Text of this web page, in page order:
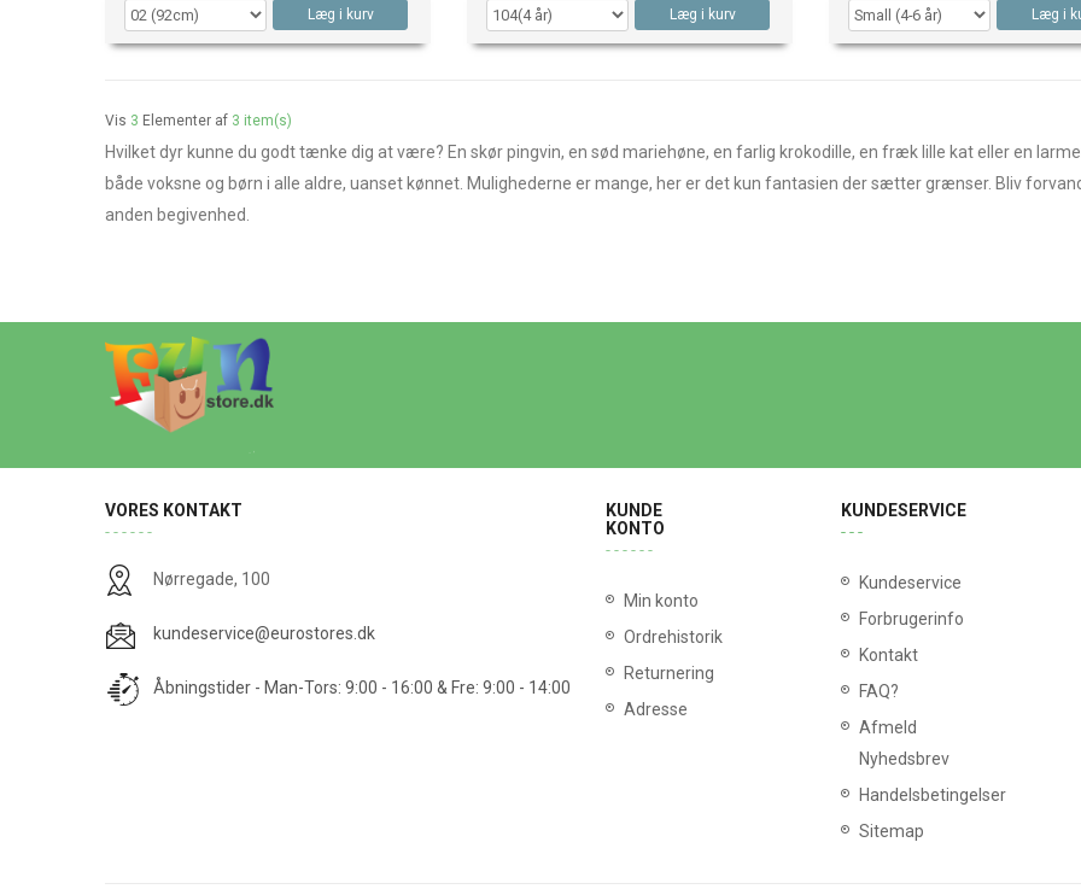
Læg i kurv Læg i kurv Læg i
Vis 3 Elementer af 3 item(s)
Hvilket dyr kunne du godt tænke dig at være? En skør pingvin, en sød mariehøne, en farlig krokodille, en fræk lille kat eller en
både voksne og børn i alle aldre, uanset kønnet. Mulighederne er mange, her er det kun fantasien der sætter grænser. Bliv
anden begivenhed.
VORES KONTAKT
Nørregade, 100
kundeservice@eurostores.dk
Åbningstider - Man-Tors: 9:00 - 16:00 & Fre: 9:00 - 14:00
KUNDE
KONTO
Min konto
Ordrehistorik
Returnering
Adresse
KUNDESERVICE
Kundeservice
Forbrugerinfo
Kontakt
FAQ?
Afmeld
Nyhedsbrev
Handelsbetingelser
Sitemap